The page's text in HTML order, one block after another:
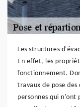
Les structures
En effet, les
fonctionnement.
travaux de pose
personnes qui n'ont